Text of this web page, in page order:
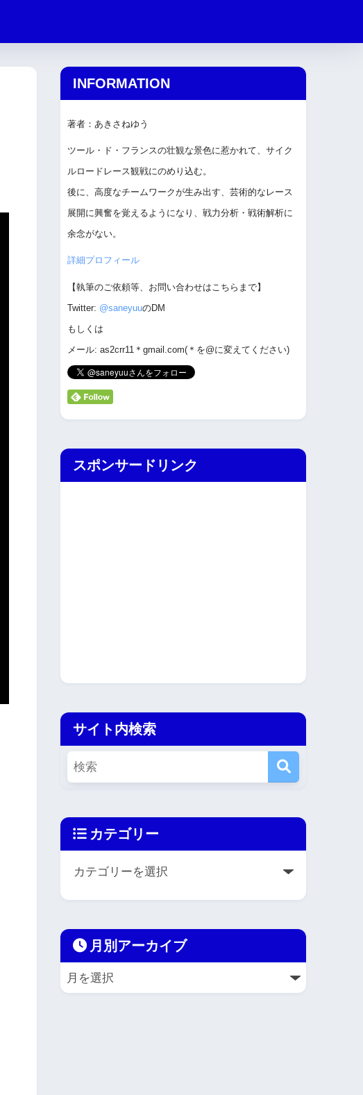
INFORMATION
著者：あきさねゆう
ツール・ド・フランスの壮観な景色に惹かれて、サイク
ルロードレース観戦にのめり込む。
後に、高度なチームワークが生み出す、芸術的なレース
展開に興奮を覚えるようになり、戦力分析・戦術解析に
余念がない。
詳細プロフィール
【執筆のご依頼等、お問い合わせはこちらまで】
Twitter: @saneyuuのDM
もしくは
メール: as2crr11＊gmail.com(＊を@に変えてください)
スポンサードリンク
サイト内検索
カテゴリー
月別アーカイブ